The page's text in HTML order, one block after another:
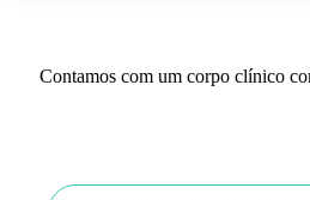
Contamos com um corpo clínico